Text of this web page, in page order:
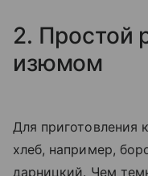
2. Простой
изюмом
Для приготовления
хлеб, например,
дарницкий. Чем